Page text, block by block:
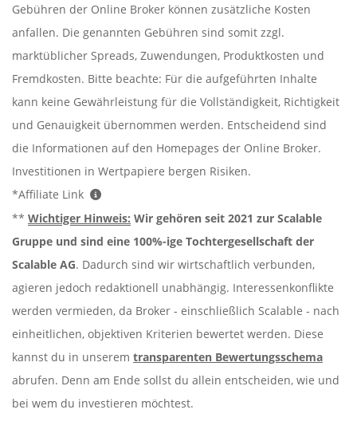
Gebühren der Online Broker können zusätzliche Kosten
anfallen. Die genannten Gebühren sind somit zzgl.
marktüblicher Spreads, Zuwendungen, Produktkosten und
Fremdkosten. Bitte beachte: Für die aufgeführten Inhalte
kann keine Gewährleistung für die Vollständigkeit, Richtigkeit
und Genauigkeit übernommen werden. Entscheidend sind
die Informationen auf den Homepages der Online Broker.
Investitionen in Wertpapiere bergen Risiken.
*Affiliate Link
** Wichtiger Hinweis: Wir gehören seit 2021 zur Scalable
Gruppe und sind eine 100%-ige Tochtergesellschaft der
Scalable AG. Dadurch sind wir wirtschaftlich verbunden,
agieren jedoch redaktionell unabhängig. Interessenkonflikte
werden vermieden, da Broker - einschließlich Scalable - nach
einheitlichen, objektiven Kriterien bewertet werden. Diese
kannst du in unserem transparenten Bewertungsschema
abrufen. Denn am Ende sollst du allein entscheiden, wie und
bei wem du investieren möchtest.